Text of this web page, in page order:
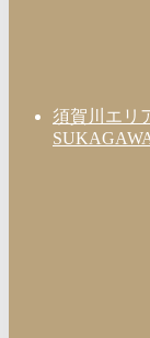
須賀川エリ